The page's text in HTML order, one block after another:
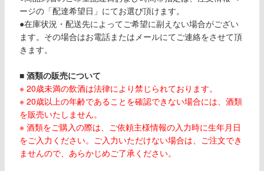
ージの「配達希望日」にてお選び頂けます。
●在庫状況・配送先によってご希望に副えない場合がござい
ます。その場合はお電話またはメールにてご連絡をさせて頂
きます。
■ 酒類の販売について
※ 20歳未満の飲酒は法律により禁じられております。
※ 20歳以上の年齢であることを確認できない場合には、酒類
を販売いたしません。
※ 酒類をご購入の際は、ご依頼主様情報の入力時に生年月日
をご入力ください。ご入力いただけない場合は、ご注文でき
ませんので、あらかじめご了承ください。